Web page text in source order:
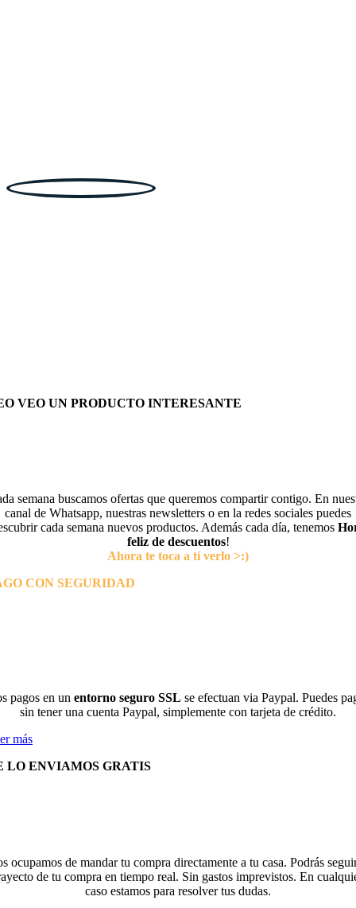
VEO UN PRODUCTO INTERESANTE
semana buscamos ofertas que queremos compartir contigo. En
canal de Whatsapp, nuestras newsletters o en la redes sociales puedes
cada semana nuevos productos. Además cada día, tenemos
feliz de descuentos!
Ahora te toca a tí verlo >:)
CON SEGURIDAD
pagos en un entorno seguro SSL se efectuan via Paypal. Puedes
sin tener una cuenta Paypal, simplemente con tarjeta de crédito.
más
LO ENVIAMOS GRATIS
ocupamos de mandar tu compra directamente a tu casa. Podrás
de tu compra en tiempo real. Sin gastos imprevistos. En
caso estamos para resolver tus dudas.